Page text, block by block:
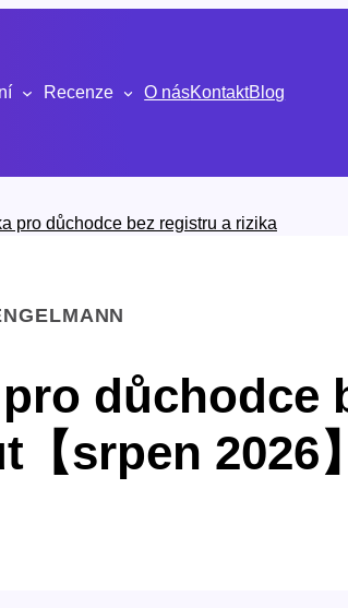
Recenze O násKontaktBlog
pro důchodce bez registru a rizika
důchodce
srpen 2026】